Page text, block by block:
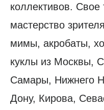
коллективов. Свое
мастерство
мимы, акробаты,
куклы из Москвы,
Самары, Нижнего
Дону, Кирова,